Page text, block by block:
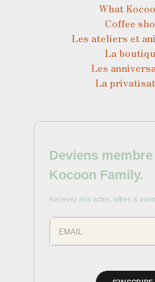
What
Coffee
Les ateliers et
La
Les
La
Deviens
Kocoon Family.
Recevez nos actus, offres &